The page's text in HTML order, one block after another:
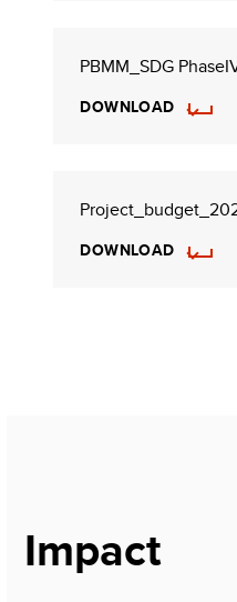
PBMM_SDG
DOWNLOAD
DOWNLOAD
Impact